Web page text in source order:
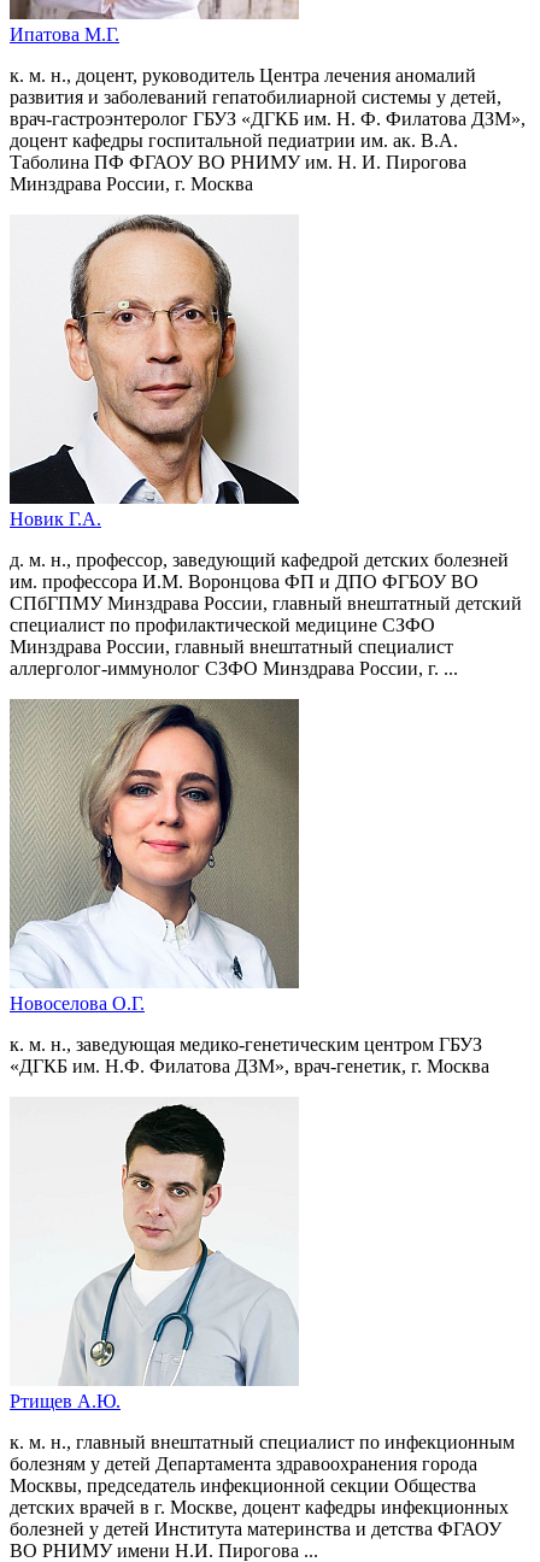
Ипатова М.Г.
к. м. н., доцент, руководитель Центра лечения аномалий
развития и заболеваний гепатобилиарной системы у детей,
врач-гастроэнтеролог ГБУЗ «ДГКБ им. Н. Ф. Филатова ДЗМ»,
доцент кафедры госпитальной педиатрии им. ак. В.А.
Таболина ПФ ФГАОУ ВО РНИМУ им. Н. И. Пирогова
Минздрава России, г. Москва
Новик Г.А.
д. м. н., профессор, заведующий кафедрой детских болезней
им. профессора И.М. Воронцова ФП и ДПО ФГБОУ ВО
СПбГПМУ Минздрава России, главный внештатный детский
специалист по профилактической медицине СЗФО
Минздрава России, главный внештатный специалист
аллерголог-иммунолог СЗФО Минздрава России, г. ...
Новоселова О.Г.
к. м. н., заведующая медико-генетическим центром ГБУЗ
«ДГКБ им. Н.Ф. Филатова ДЗМ», врач-генетик, г. Москва
Ртищев А.Ю.
к. м. н., главный внештатный специалист по инфекционным
болезням у детей Департамента здравоохранения города
Москвы, председатель инфекционной секции Общества
детских врачей в г. Москве, доцент кафедры инфекционных
болезней у детей Института материнства и детства ФГАОУ
ВО РНИМУ имени Н.И. Пирогова ...